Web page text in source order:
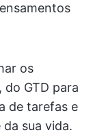
os
GTD para
de tarefas e
sua vida.